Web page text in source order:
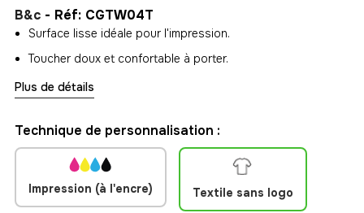
B&c- Réf: CGTW04T
Surface lisse idéale pour l'impression.
Toucher doux et confortable à porter.
Plus de détails
Technique de personnalisation :
Impression (à l'encre) Textile sans logo